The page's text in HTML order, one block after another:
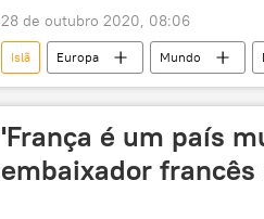
28 de outubro 2020, 08:06
Islã Europa Mundo
Emmanuel Macron
Charlie
'França é um país
embaixador francês